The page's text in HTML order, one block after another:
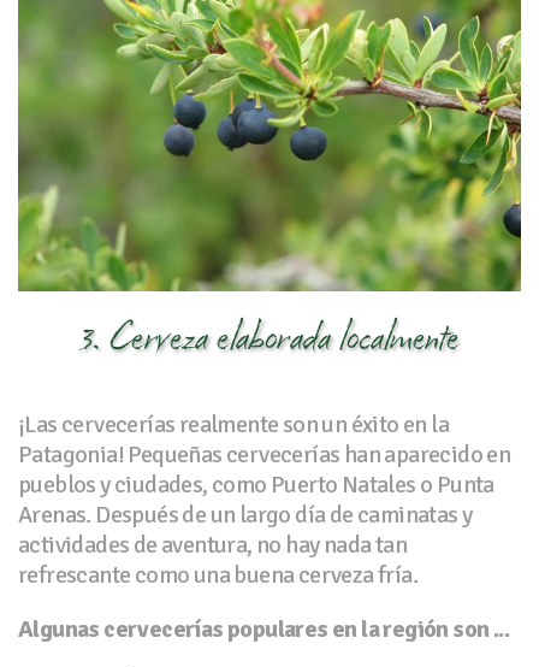
3. Cerveza elaborada localmente
¡Las cervecerías realmente son un éxito en la
Patagonia! Pequeñas cervecerías han aparecido en
pueblos y ciudades, como Puerto Natales o Punta
Arenas. Después de un largo día de caminatas y
actividades de aventura, no hay nada tan
refrescante como una buena cerveza fría.
Algunas cervecerías populares en la región son ...